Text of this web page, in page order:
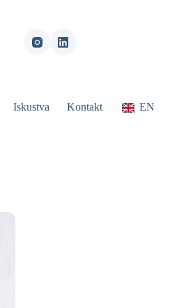
Iskustva Kontakt EN